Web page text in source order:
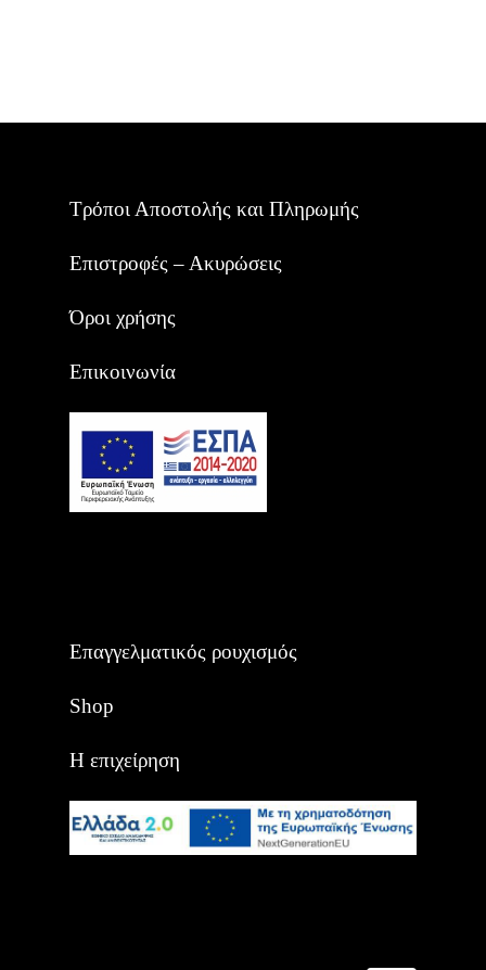
Τρόποι Αποστολής και Πληρωμής
Επιστροφές – Ακυρώσεις
Όροι χρήσης
Επικοινωνία
Επαγγελματικός ρουχισμός
Shop
Η επιχείρηση